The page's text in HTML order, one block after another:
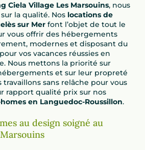
Ciela Village Les Marsouins, nous
la qualité. Nos locations de
sur Mer font l’objet de tout le
vous offrir des hébergements
modernes et disposant du
vos vacances réussies en
Nous mettons la priorité sur
et sur leur propreté
travaillons sans relâche pour vous
rapport qualité prix sur nos
en Languedoc-Roussillon.
au design soigné au